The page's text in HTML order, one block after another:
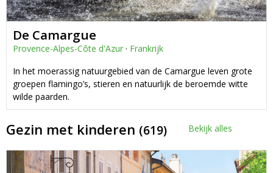
De Camargue
Provence-Alpes-Côte d'Azur · Frankrijk
In het moerassig natuurgebied van de Camargue leven grote
groepen flamingo’s, stieren en natuurlijk de beroemde witte
wilde paarden.
Gezin met kinderen (619) Bekijk alles